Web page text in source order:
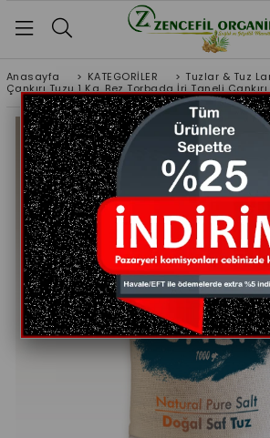
Anasayfa > KATEGORİLER > Tuzlar & Tuz
Çankırı Tuzu 1 Kg. Bez Torbada İri Taneli Çankırı